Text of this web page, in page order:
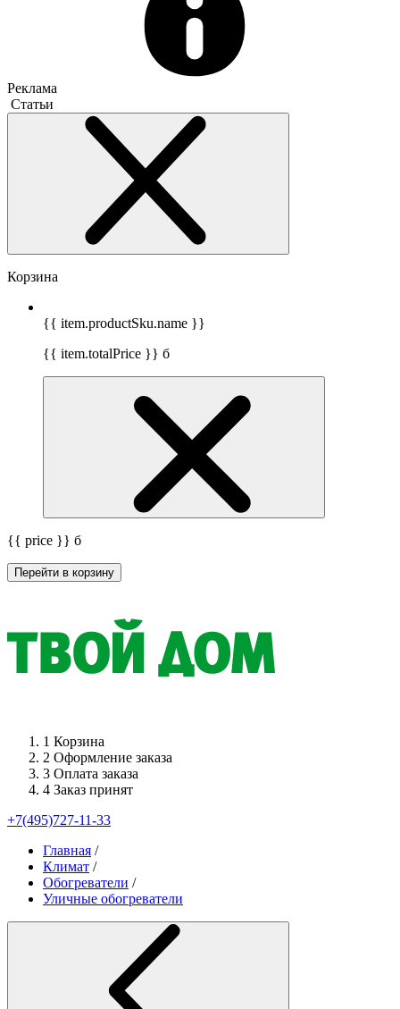
Реклама
Статьи
Корзина
{{ item.productSku.name }}
{{ item.totalPrice }} б
{{ price }} б
Перейти в корзину
1 Корзина
2 Оформление заказа
3 Оплата заказа
4 Заказ принят
+7(495)727-11-33
Главная /
Климат /
Обогреватели /
Уличные обогреватели